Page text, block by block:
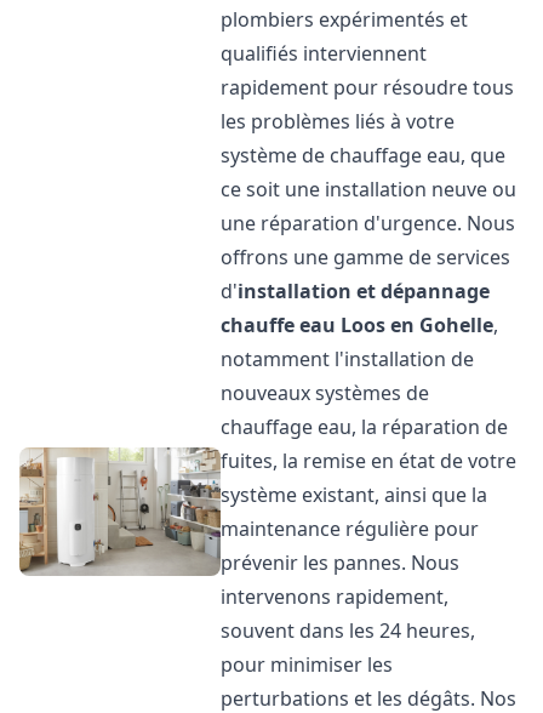
plombiers expérimentés et
qualifiés interviennent
rapidement pour résoudre tous
les problèmes liés à votre
système de chauffage eau, que
ce soit une installation neuve ou
une réparation d'urgence. Nous
offrons une gamme de services
d'installation et dépannage
chauffe eau Loos en Gohelle,
notamment l'installation de
nouveaux systèmes de
chauffage eau, la réparation de
fuites, la remise en état de votre
système existant, ainsi que la
maintenance régulière pour
prévenir les pannes. Nous
intervenons rapidement,
souvent dans les 24 heures,
pour minimiser les
perturbations et les dégâts. Nos